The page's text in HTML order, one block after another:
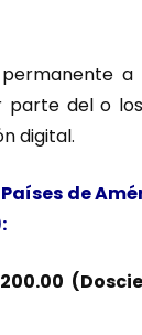
permanente
parte del o
digital.
(Países de